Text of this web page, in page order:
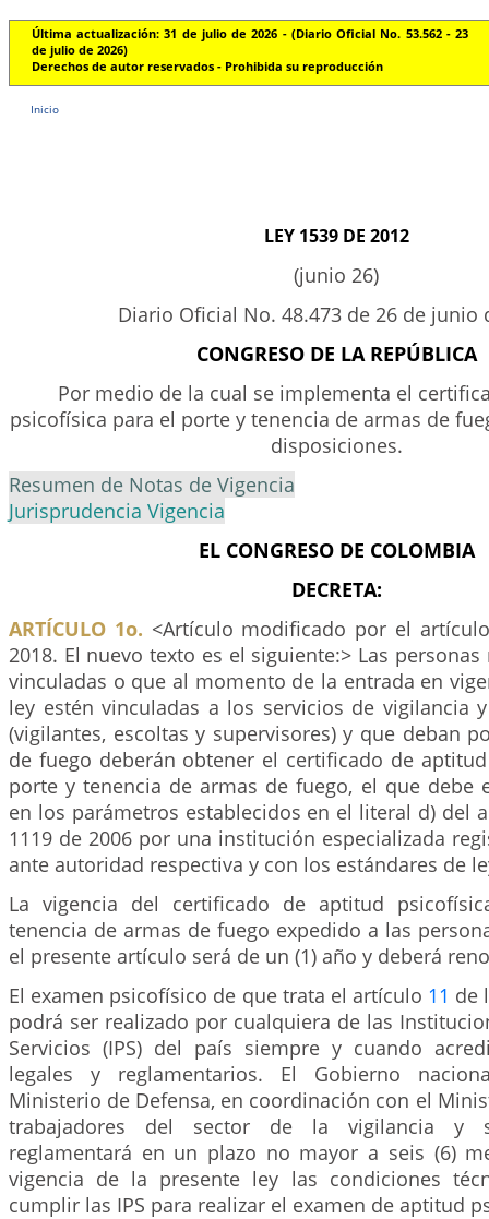
Última actualización: 31 de julio de 2026 - (Diario Oficial No. 53.562 - 23
de julio de 2026)
Derechos de autor reservados - Prohibida su reproducción
Inicio
LEY 1539 DE 2012
(junio 26)
Diario Oficial No. 48.473 de 26 de junio
CONGRESO DE LA REPÚBLICA
Por medio de la cual se implementa el
psicofísica para el porte y tenencia de armas de
disposiciones.
Resumen de Notas de Vigencia
Jurisprudencia Vigencia
EL CONGRESO DE COLOMBIA
DECRETA:
ARTÍCULO 1o. <Artículo modificado por el
2018. El nuevo texto es el siguiente:> Las
vinculadas o que al momento de la entrada en
ley estén vinculadas a los servicios de vigilancia
(vigilantes, escoltas y supervisores) y que deban
de fuego deberán obtener el certificado de
porte y tenencia de armas de fuego, el que debe
en los parámetros establecidos en el literal d) del
1119 de 2006 por una institución especializada
ante autoridad respectiva y con los estándares de
La vigencia del certificado de aptitud
tenencia de armas de fuego expedido a las
el presente artículo será de un (1) año y deberá
El examen psicofísico de que trata el artículo 11 de
podrá ser realizado por cualquiera de las
Servicios (IPS) del país siempre y cuando
legales y reglamentarios. El Gobierno
Ministerio de Defensa, en coordinación con el
trabajadores del sector de la vigilancia y
reglamentará en un plazo no mayor a seis (6)
vigencia de la presente ley las condiciones
cumplir las IPS para realizar el examen de aptitud